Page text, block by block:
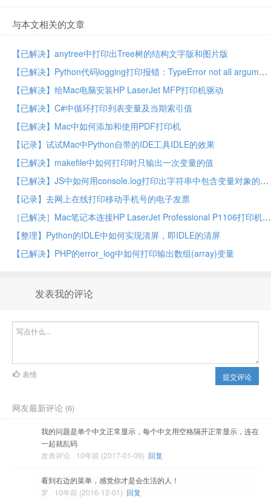
与本文相关的文章
【已解决】anytree中打印出Tree树的结构文字版和图片版
【已解决】Python代码logging打印报错：TypeError not all arguments converted during string formatting
【已解决】给Mac电脑安装HP LaserJet MFP打印机驱动
【已解决】C#中循环打印列表变量及当期索引值
【已解决】Mac中如何添加和使用PDF打印机
【记录】试试Mac中Python自带的IDE工具IDLE的效果
【已解决】makefile中如何打印时只输出一次变量的值
【已解决】JS中如何用console.log打印出字符串中包含变量对象的值
【记录】去网上在线打印移动手机号的电子发票
［已解决］Mac笔记本连接HP LaserJet Professional P1106打印机打印
【整理】Python的IDLE中如何实现清屏，即IDLE的清屏
【已解决】PHP的error_log中如何打印输出数组(array)变量
发表我的评论
提交评论
表情
网友最新评论 (6)
我的问题是单个中文正常显示，每个中文用空格隔开正常显示，连在
一起就乱码
发表评论
10年前 (2017-01-09) 回复
看到右边的菜单，感觉你才是会生活的人！
罗
10年前 (2016-12-01) 回复